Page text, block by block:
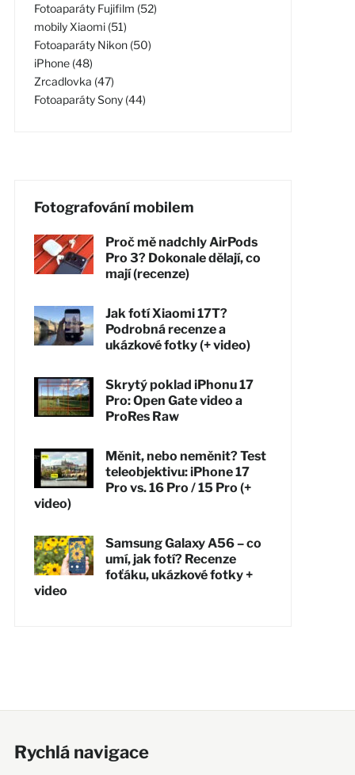
Fotoaparáty Fujifilm (52)
mobily Xiaomi (51)
Fotoaparáty Nikon (50)
iPhone (48)
Zrcadlovka (47)
Fotoaparáty Sony (44)
Fotografování mobilem
Proč mě nadchly AirPods
Pro 3? Dokonale dělají, co
mají (recenze)
Jak fotí Xiaomi 17T?
Podrobná recenze a
ukázkové fotky (+ video)
Skrytý poklad iPhonu 17
Pro: Open Gate video a
ProRes Raw
Měnit, nebo neměnit? Test
teleobjektivu: iPhone 17
Pro vs. 16 Pro / 15 Pro (+
video)
Samsung Galaxy A56 – co
umí, jak fotí? Recenze
foťáku, ukázkové fotky +
video
Rychlá navigace